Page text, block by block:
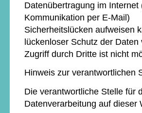
Datenübertragung im Internet
Kommunikation per E-Mail)
Sicherheitslücken aufweisen
lückenloser Schutz der Daten
Zugriff durch Dritte ist nicht
Hinweis zur verantwortlichen
Die verantwortliche Stelle für
Datenverarbeitung auf dieser